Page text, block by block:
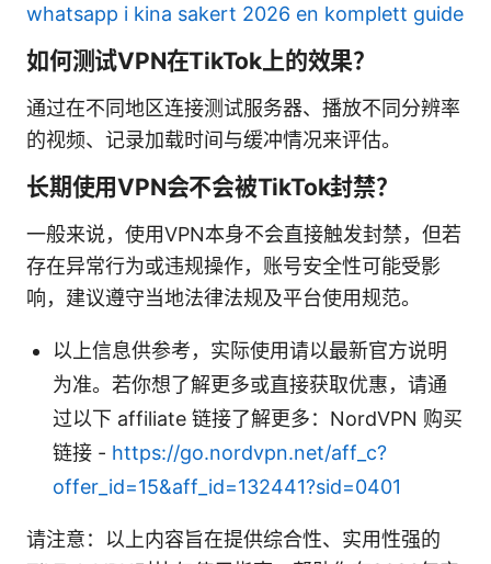
whatsapp i kina sakert 2026 en komplett guide
如何测试VPN在TikTok上的效果？
通过在不同地区连接测试服务器、播放不同分辨率
的视频、记录加载时间与缓冲情况来评估。
长期使用VPN会不会被TikTok封禁？
一般来说，使用VPN本身不会直接触发封禁，但若
存在异常行为或违规操作，账号安全性可能受影
响，建议遵守当地法律法规及平台使用规范。
以上信息供参考，实际使用请以最新官方说明
为准。若你想了解更多或直接获取优惠，请通
过以下 affiliate 链接了解更多：NordVPN 购买
链接 - https://go.nordvpn.net/aff_c?
offer_id=15&aff_id=132441?sid=0401
请注意：以上内容旨在提供综合性、实用性强的